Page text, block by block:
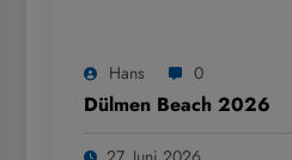
Hans 0
Dülmen Beach 2026